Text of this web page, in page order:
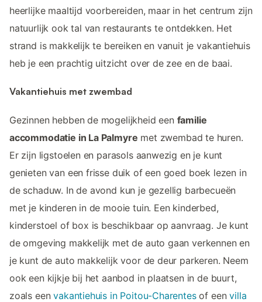
heerlijke maaltijd voorbereiden, maar in het centrum zijn
natuurlijk ook tal van restaurants te ontdekken. Het
strand is makkelijk te bereiken en vanuit je vakantiehuis
heb je een prachtig uitzicht over de zee en de baai.
Vakantiehuis met zwembad
Gezinnen hebben de mogelijkheid een familie
accommodatie in La Palmyre met zwembad te huren.
Er zijn ligstoelen en parasols aanwezig en je kunt
genieten van een frisse duik of een goed boek lezen in
de schaduw. In de avond kun je gezellig barbecueën
met je kinderen in de mooie tuin. Een kinderbed,
kinderstoel of box is beschikbaar op aanvraag. Je kunt
de omgeving makkelijk met de auto gaan verkennen en
je kunt de auto makkelijk voor de deur parkeren. Neem
ook een kijkje bij het aanbod in plaatsen in de buurt,
zoals eenvakantiehuis in Poitou-Charentesof eenvilla